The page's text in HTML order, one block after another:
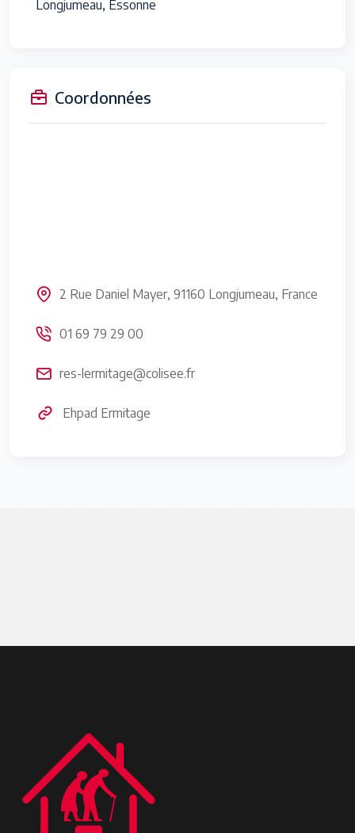
Longjumeau, Essonne
Coordonnées
2 Rue Daniel Mayer, 91160 Longjumeau, France
01 69 79 29 00
res-lermitage@colisee.fr
Ehpad Ermitage